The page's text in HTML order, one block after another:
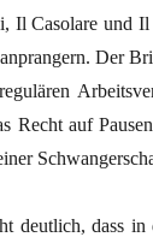
Il Casolare und
Der
Recht auf
deutlich, dass